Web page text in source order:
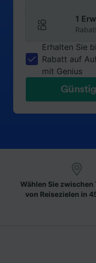
1
Erhalten Sie
Rabatt auf
mit Genius
Wählen Sie zwischen
von Reisezielen in